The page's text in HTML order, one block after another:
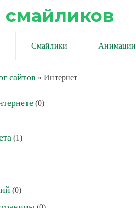
Смайлики Анимации
сайтов » Интернет
(0)
(1)
(0)